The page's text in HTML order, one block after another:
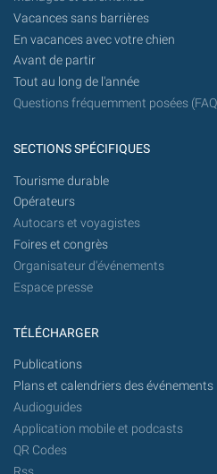
Vacances sans barrières
En vacances avec votre chien
Avant de partir
Tout au long de l'année
Questions fréquemment posées
SECTIONS SPÉCIFIQUES
Tourisme durable
Opérateurs
Autocars et voyagistes
Foires et congrès
Organisateur d'événements
Espace presse
TÉLÉCHARGER
Publications
Plans et calendriers des événements
Audioguides
Application mobile et podcasts
QR Codes